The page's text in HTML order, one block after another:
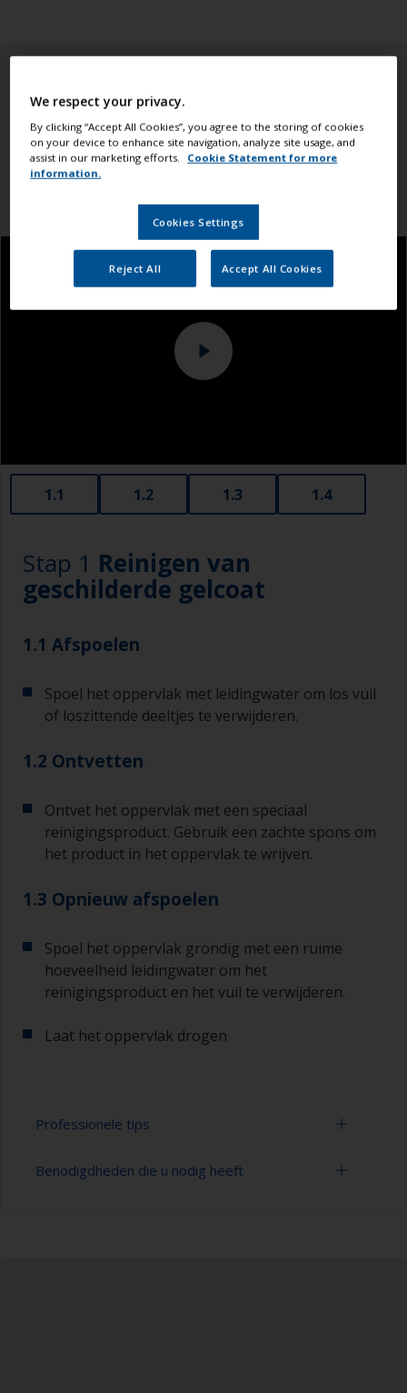
1.1 1.2 1.3 1.4
Stap 1 Reinigen van
geschilderde gelcoat
1.1 Afspoelen
Spoel het oppervlak met leidingwater om los vuil
of loszittende deeltjes te verwijderen.
1.2 Ontvetten
Ontvet het oppervlak met een speciaal
reinigingsproduct. Gebruik een zachte spons om
het product in het oppervlak te wrijven.
1.3 Opnieuw afspoelen
Spoel het oppervlak grondig met een ruime
hoeveelheid leidingwater om het
reinigingsproduct en het vuil te verwijderen.
Laat het oppervlak drogen
Professionele tips
U kunt zien of het oppervlak goed is ontvet door
Benodigdheden die u nodig heeft
We respect your privacy.
By clicking “Accept All Cookies”, you agree to the storing of cookies
on your device to enhance site navigation, analyze site usage, and
assist in our marketing efforts.
Cookie Statement for more
information.
Cookies Settings
Reject All Accept All Cookies